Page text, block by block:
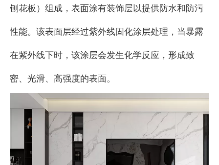
刨花板）组成，表面涂有装饰层以提供防水和防污
性能。该表面层经过紫外线固化涂层处理，当暴露
在紫外线下时，该涂层会发生化学反应，形成致
密、光滑、高强度的表面。